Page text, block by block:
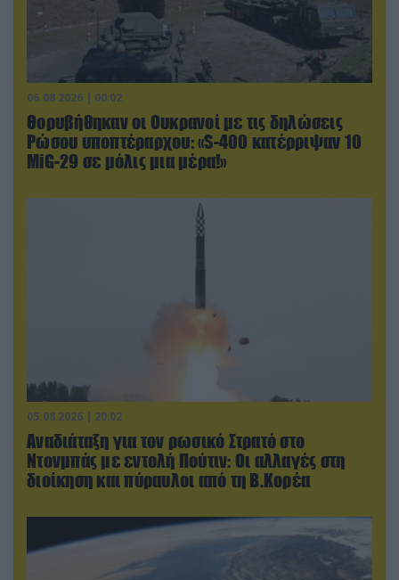
06.08.2026 | 00:02
Θορυβήθηκαν οι Ουκρανοί με τις δηλώσεις
Ρώσου υποπτέραρχου: «S-400 κατέρριψαν 10
MiG-29 σε μόλις μια μέρα!»
05.08.2026 | 20:02
Αναδιάταξη για τον ρωσικό Στρατό στο
Ντονμπάς με εντολή Πούτιν: Οι αλλαγές στη
διοίκηση και πύραυλοι από τη Β.Κορέα